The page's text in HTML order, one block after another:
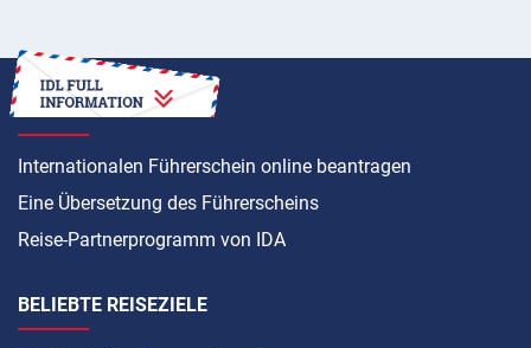
ANLEITUNG
Internationalen Führerschein online beantragen
Eine Übersetzung des Führerscheins
Reise-Partnerprogramm von IDA
BELIEBTE REISEZIELE